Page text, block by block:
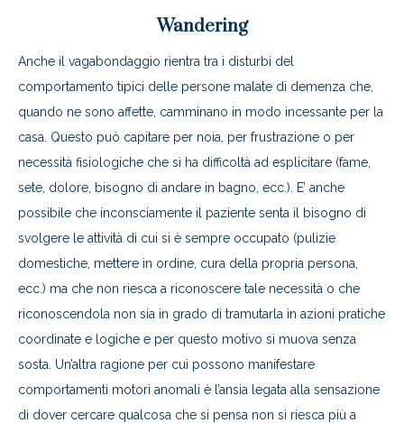
Wandering
Anche il vagabondaggio rientra tra i disturbi del
comportamento tipici delle persone malate di demenza che,
quando ne sono affette, camminano in modo incessante per la
casa. Questo può capitare per noia, per frustrazione o per
necessità fisiologiche che si ha difficoltà ad esplicitare (fame,
sete, dolore, bisogno di andare in bagno, ecc.). E’ anche
possibile che inconsciamente il paziente senta il bisogno di
svolgere le attività di cui si è sempre occupato (pulizie
domestiche, mettere in ordine, cura della propria persona,
ecc.) ma che non riesca a riconoscere tale necessità o che
riconoscendola non sia in grado di tramutarla in azioni pratiche
coordinate e logiche e per questo motivo si muova senza
sosta. Un’altra ragione per cui possono manifestare
comportamenti motori anomali è l’ansia legata alla sensazione
di dover cercare qualcosa che si pensa non si riesca più a